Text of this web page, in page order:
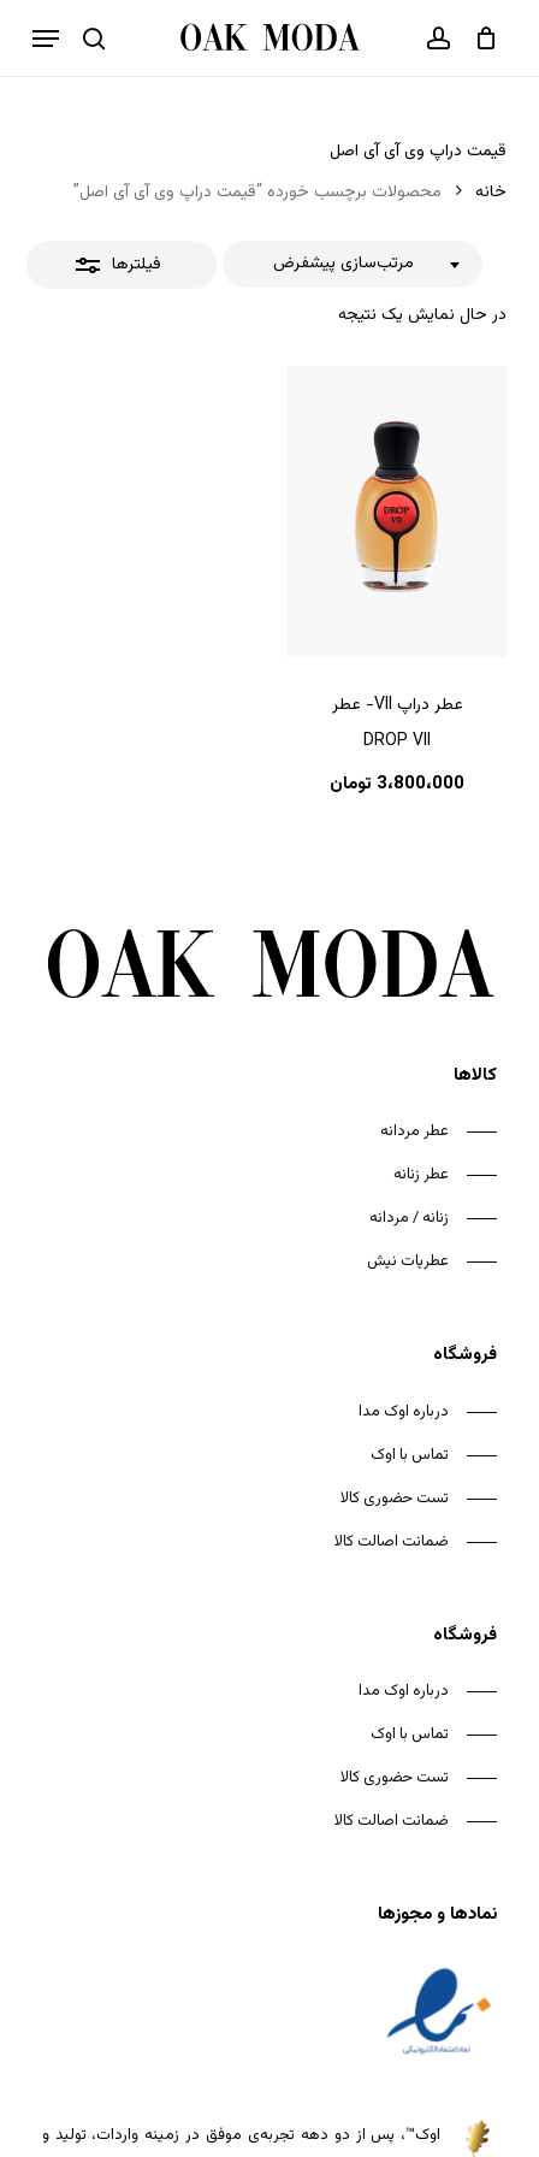
جستجو حساب کاربری
فهرست
سبد خرید بستن
هیچ محصولی در سبد خرید نیست.
قیمت دراپ وی آی آی اصل
خانه
محصولات برچسب خورده “قیمت دراپ وی آی آی اصل”
فیلترها
در حال نمایش یک نتیجه
مرتب‌سازی پیشفرض
بستن
عطر دراپ VII- عطر
DROP VII
3،800،000 تومان
کالاها
عطر مردانه
عطر زنانه
زنانه / مردانه
عطریات نیش
فروشگاه
درباره اوک مدا
تماس با اوک
تست حضوری کالا
ضمانت اصالت کالا
فروشگاه
درباره اوک مدا
تماس با اوک
تست حضوری کالا
ضمانت اصالت کالا
نمادها و مجوزها
اوک™، پس از دو دهه تجربه‌ی موفق در زمینه واردات، تولید و